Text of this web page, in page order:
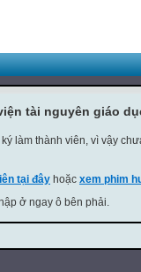
tài nguyên giáo
làm thành viên, vì vậy
tại đây hoặc xem phim
ở ngay ô bên phải.